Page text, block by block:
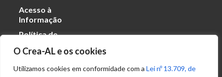
O Crea-AL e os cookies
Utilizamos cookies em conformidade com a Lei nº 13.709, de
Acesso à
Informação
Política de
Dados